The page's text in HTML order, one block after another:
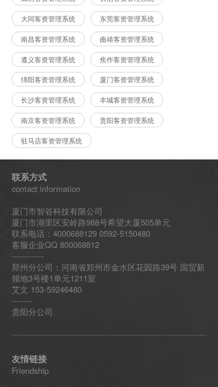
大同客资管理系统 东莞客资管理系统
南昌客资管理系统 曲靖客资管理系统
遵义客资管理系统 焦作客资管理系统
绵阳客资管理系统 厦门客资管理系统
长沙客资管理系统 丰城客资管理系统
南京客资管理系统 贵阳客资管理系统
驻马店客资管理系统
联系方式
contact information
厦门市智谷科技有限公司
厦门市湖里区安岭路988号希望大厦505单元
联系电话：4000688129 0592-5150480
客服企业QQ 800068812
-----------
郑州分公司：河南省郑州市金水区花园路39号 国贸新
领地3号楼1单元1211室
艾文 153-59246480
-------
贵阳分公司
友情链接
Friendship